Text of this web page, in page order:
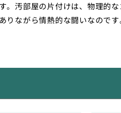
。汚部屋の片付けは、物理的
りながら情熱的な闘いなのです